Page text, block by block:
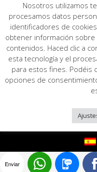
Nosotros utilizamos
procesamos datos
identificadores de
obtener información
contenidos. Haced clic a
esta tecnología y el
para estos fines. Podéis
opciones de
Enviar